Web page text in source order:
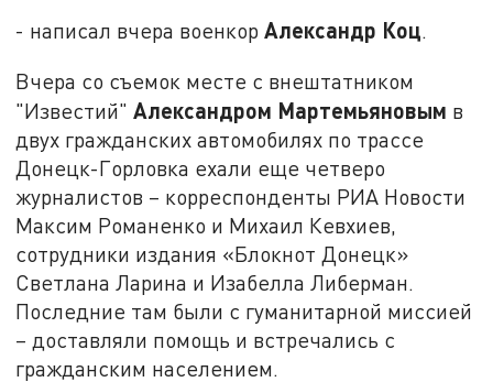
- написал вчера военкорАлександр Коц.
Вчера со съемок месте с внештатником
"Известий"Александром Мартемьяновым в
двух гражданских автомобилях по трассе
Донецк-Горловка ехали еще четверо
журналистов – корреспонденты РИА Новости
Максим Романенко и Михаил Кевхиев,
сотрудники издания «Блокнот Донецк»
Светлана Ларина и Изабелла Либерман.
Последние там были с гуманитарной миссией
– доставляли помощь и встречались с
гражданским населением.